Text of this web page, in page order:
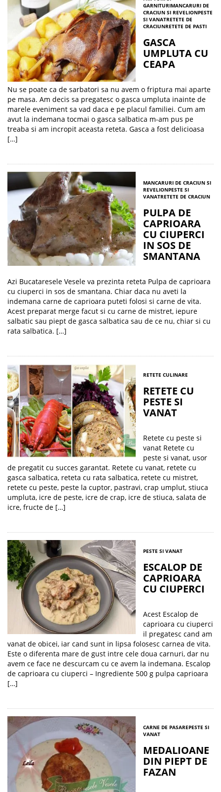
GARNITURIMANCARURI DE
CRACIUN SI REVELIONPESTE
SI VANATRETETE DE
CRACIUNRETETE DE PASTI
GASCA
UMPLUTA CU
CEAPA
Nu se poate ca de sarbatori sa nu avem o friptura mai aparte
pe masa. Am decis sa pregatesc o gasca umpluta inainte de
marele eveniment sa vad daca e pe placul familiei. Cum am
avut la indemana tocmai o gasca salbatica m-am pus pe
treaba si am incropit aceasta reteta. Gasca a fost delicioasa
[…]
MANCARURI DE CRACIUN SI
REVELIONPESTE SI
VANATRETETE DE CRACIUN
PULPA DE
CAPRIOARA
CU CIUPERCI
IN SOS DE
SMANTANA
Azi Bucataresele Vesele va prezinta reteta Pulpa de caprioara
cu ciuperci in sos de smantana. Chiar daca nu aveti la
indemana carne de caprioara puteti folosi si carne de vita.
Acest preparat merge facut si cu carne de mistret, iepure
salbatic sau piept de gasca salbatica sau de ce nu, chiar si cu
rata salbatica. […]
RETETE CULINARE
RETETE CU
PESTE SI
VANAT
Retete cu peste si
vanat Retete cu
peste si vanat, usor
de pregatit cu succes garantat. Retete cu vanat, retete cu
gasca salbatica, reteta cu rata salbatica, retete cu mistret,
retete cu peste, peste la cuptor, pastravi, crap umplut, stiuca
umpluta, icre de peste, icre de crap, icre de stiuca, salata de
icre, fructe de […]
PESTE SI VANAT
ESCALOP DE
CAPRIOARA
CU CIUPERCI
Acest Escalop de
caprioara cu ciuperci
il pregatesc cand am
vanat de obicei, iar cand sunt in lipsa folosesc carnea de vita.
Este o diferenta mare de gust intre cele doua carnuri, dar nu
avem ce face ne descurcam cu ce avem la indemana. Escalop
de caprioara cu ciuperci – Ingrediente 500 g pulpa caprioara
[…]
CARNE DE PASAREPESTE SI
VANAT
MEDALIOANE
DIN PIEPT DE
FAZAN